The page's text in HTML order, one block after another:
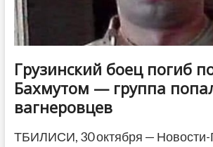
Грузинский боец погиб
Бахмутом — группа
вагнеровцев
ТБИЛИСИ, 30 октября — Новости-